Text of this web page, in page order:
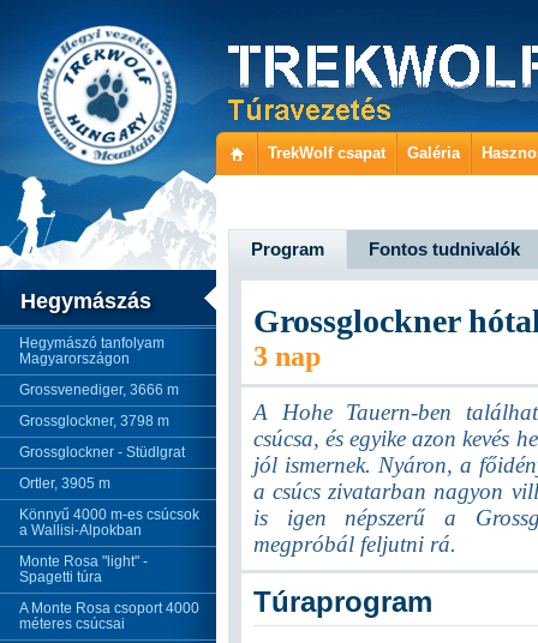
TrekWolf csapat Galéria
Hegymászás
Hegymászó tanfolyam
Magyarországon
Grossvenediger, 3666 m
Grossglockner, 3798 m
Grossglockner - Stüdlgrat
Ortler, 3905 m
Könnyű 4000 m-es csúcsok
a Wallisi-Alpokban
Monte Rosa "light" -
Spagetti túra
A Monte Rosa csoport 4000
méteres csúcsai
Program Fontos tudnivalók
Grossglockner
3 nap
A Hohe Tauern-ben
csúcsa, és egyike azon kevés
jól ismernek. Nyáron, a
a csúcs zivatarban nagyon
is igen népszerű a
megpróbál feljutni rá.
Túraprogram